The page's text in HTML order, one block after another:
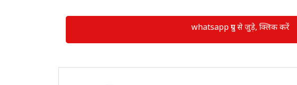
whatsapp ग्रुप से जुड़े, क्लिक करें